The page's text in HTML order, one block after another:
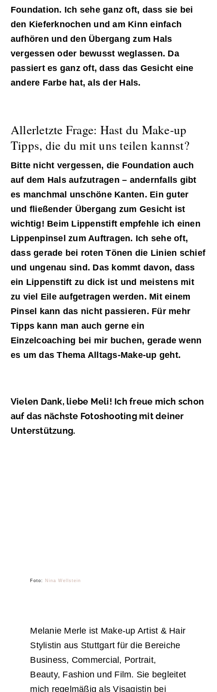
Foundation. Ich sehe ganz oft, dass sie bei
den Kieferknochen und am Kinn einfach
aufhören und den Übergang zum Hals
vergessen oder bewusst weglassen. Da
passiert es ganz oft, dass das Gesicht eine
andere Farbe hat, als der Hals.
Allerletzte Frage: Hast du Make-up
Tipps, die du mit uns teilen kannst?
Bitte nicht vergessen, die Foundation auch
auf dem Hals aufzutragen – andernfalls gibt
es manchmal unschöne Kanten. Ein guter
und fließender Übergang zum Gesicht ist
wichtig! Beim Lippenstift empfehle ich einen
Lippenpinsel zum Auftragen. Ich sehe oft,
dass gerade bei roten Tönen die Linien schief
und ungenau sind. Das kommt davon, dass
ein Lippenstift zu dick ist und meistens mit
zu viel Eile aufgetragen werden. Mit einem
Pinsel kann das nicht passieren. Für mehr
Tipps kann man auch gerne ein
Einzelcoaching bei mir buchen, gerade wenn
es um das Thema Alltags-Make-up geht.
Vielen Dank, liebe Meli! Ich freue mich schon
auf das nächste Fotoshooting mit deiner
Unterstützung.
Foto: Nina Wellstein
Melanie Merle ist Make-up Artist & Hair
Stylistin aus Stuttgart für die Bereiche
Business, Commercial, Portrait,
Beauty, Fashion und Film. Sie begleitet
mich regelmäßig als Visagistin bei